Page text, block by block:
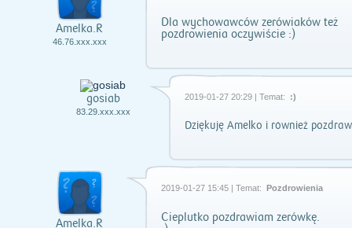
Amelka.R
46.76.xxx.xxx
Dla wychowawców zerówiaków też
pozdrowienia oczywiście :)
gosiab
83.29.xxx.xxx
2019-01-27 20:29 | Temat: :)
Dziękuję Amelko i również
Amelka.R
2019-01-27 15:45 | Temat: Pozdrowienia
Cieplutko pozdrawiam zerówkę.